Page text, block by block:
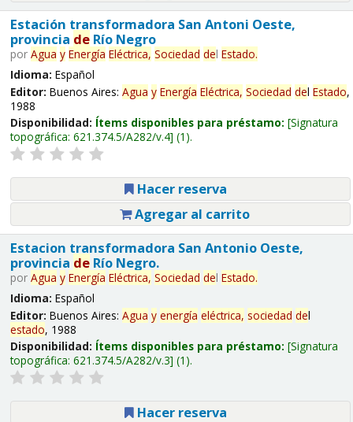
Estación transformadora San Antoni Oeste,
provincia deRío Negro
por Agua y Energía Eléctrica, Sociedad del Estado.
Idioma: Español
Editor: Buenos Aires: Agua y Energía Eléctrica, Sociedad del Estado,
1988
Disponibilidad: Ítems disponibles para préstamo: Signatura
topográfica: 621.374.5/A282/v.4 (1).
Hacer reserva
Agregar al carrito
Estacion transformadora San Antonio Oeste,
provincia deRío Negro.
por Agua y Energía Eléctrica, Sociedad del Estado.
Idioma: Español
Editor: Buenos Aires: Agua y energía eléctrica, sociedad del
estado, 1988
Disponibilidad: Ítems disponibles para préstamo: Signatura
topográfica: 621.374.5/A282/v.3 (1).
Hacer reserva